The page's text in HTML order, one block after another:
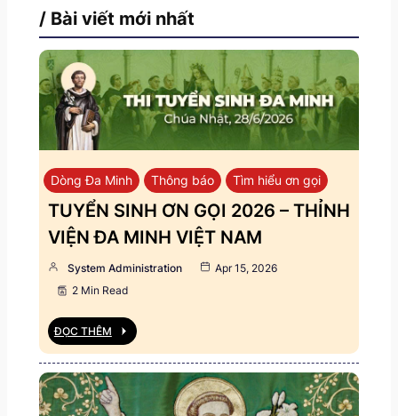
/ Bài viết mới nhất
Dòng Đa Minh Thông báo Tìm hiểu ơn gọi
TUYỂN SINH ƠN GỌI 2026 – THỈNH
VIỆN ĐA MINH VIỆT NAM
System Administration
Apr 15, 2026
2 Min Read
ĐỌC THÊM